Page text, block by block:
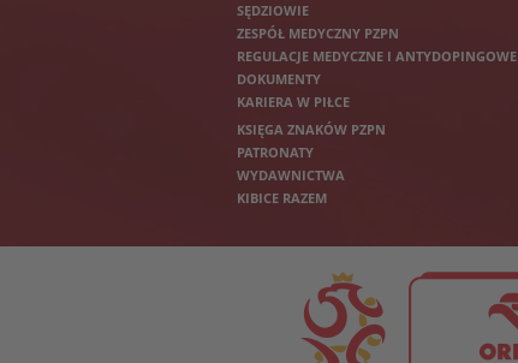
SĘDZIOWIE
ZESPÓŁ MEDYCZNY PZPN
REGULACJE MEDYCZNE I ANTYDOPINGOWE
DOKUMENTY
KARIERA W PIŁCE
KSIĘGA ZNAKÓW PZPN
PATRONATY
WYDAWNICTWA
KIBICE RAZEM